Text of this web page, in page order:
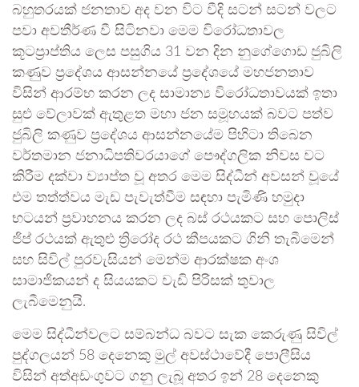
බහුතරයක් ජනතාව අද වන විට වීදි සටන් සටන් වලට
පවා අවතීර්ණ වී සිටිනවා මෙම විරෝධතාවල
කූටප්‍රාප්තිය ලෙස පසුගිය 31 වන දින නුගේගොඩ ජුබිලි
කණුව ප්‍රදේශය ආසන්නයේ ප්‍රදේශයේ මහජනතාව
විසින් ආරම්භ කරන ලද සාමාන්‍ය විරෝධතාවයක් ඉතා
සුළු වේලාවක් ඇතුළත මහා ජන සමූහයක් බවට පත්ව
ජුබිලි කණුව ප්‍රදේශය ආසන්නයේම පිහිටා තිබෙන
වර්තමාන ජනාධිපතිවරයාගේ පෞද්ගලික නිවස වට
කිරීම දක්වා ව්‍යාප්ත වූ අතර මෙම සිද්ධීන් අවසන් වූයේ
එම තත්ත්වය මැඩ පැවැත්වීම සඳහා පැමිණි හමුදා
භටයන් ප්‍රවාහනය කරන ලද බස් රථයකට සහ පොලිස්
ජිප් රථයක් ඇතුළු ත්‍රිරෝද රථ කීපයකට ගිනි තැබීමෙන්
සහ සිවිල් පුරවැසියන් මෙන්ම ආරක්ෂක අංශ
සාමාජිකයන් ද සියයකට වැඩි පිරිසක් තුවාල
ලැබීමෙනුයි.
මෙම සිද්ධීන්වලට සම්බන්ධ බවට සැක කෙරුණු සිවිල්
පුද්ගලයන් 58 දෙනෙකු මුල් අවස්ථාවේදී පොලීසිය
විසින් අත්අඩංගුවට ගනු ලැබූ අතර ඉන් 28 දෙනෙකු